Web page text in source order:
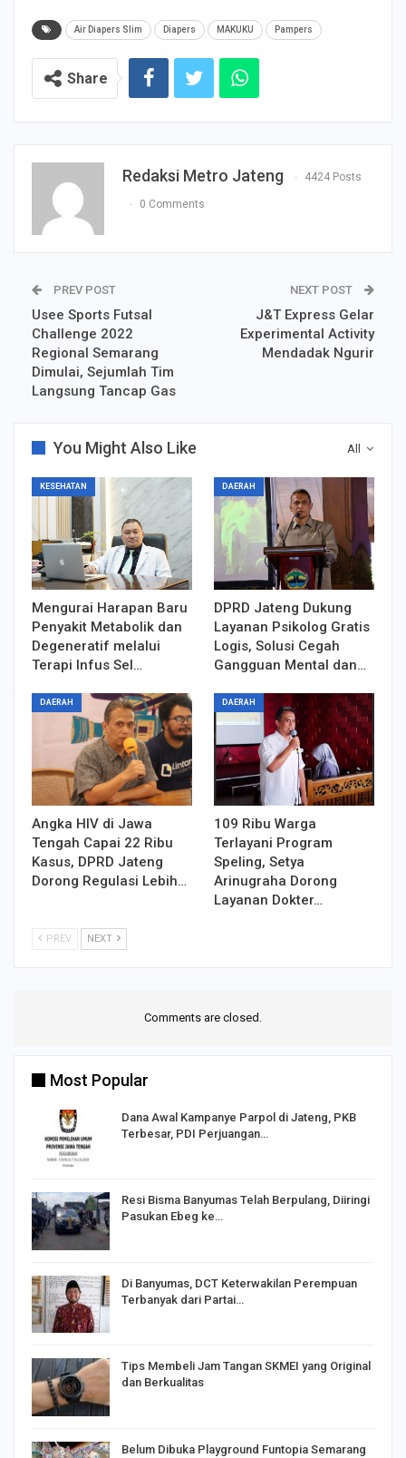
Air Diapers Slim Diapers MAKUKU Pampers
Share
Redaksi Metro Jateng 4424 Posts
0 Comments
PREV POST
Usee Sports Futsal
Challenge 2022
Regional Semarang
Dimulai, Sejumlah Tim
Langsung Tancap Gas
NEXT POST
J&T Express Gelar
Experimental Activity
Mendadak Ngurir
All
You Might Also Like
KESEHATAN
Mengurai Harapan Baru
Penyakit Metabolik dan
Degeneratif melalui
Terapi Infus Sel…
DAERAH
DPRD Jateng Dukung
Layanan Psikolog Gratis
Logis, Solusi Cegah
Gangguan Mental dan…
DAERAH
Angka HIV di Jawa
Tengah Capai 22 Ribu
Kasus, DPRD Jateng
Dorong Regulasi Lebih…
DAERAH
109 Ribu Warga
Terlayani Program
Speling, Setya
Arinugraha Dorong
Layanan Dokter…
PREV NEXT
Comments are closed.
Most Popular
Dana Awal Kampanye Parpol di Jateng, PKB
Terbesar, PDI Perjuangan…
Resi Bisma Banyumas Telah Berpulang, Diiringi
Pasukan Ebeg ke…
Di Banyumas, DCT Keterwakilan Perempuan
Terbanyak dari Partai…
Tips Membeli Jam Tangan SKMEI yang Original
dan Berkualitas
Belum Dibuka Playground Funtopia Semarang